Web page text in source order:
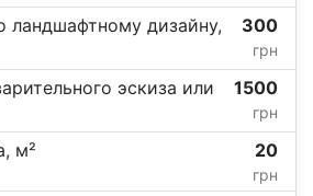
ландшафтному дизайну,
300
грн
эскиза или
1500
грн
м² 20
грн